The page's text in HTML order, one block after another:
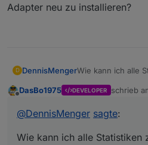
Adapter neu zu installieren?
D DennisMengerWie kann ich alle
DasBo1975 DEVELOPER schrieb
zuletzt
@DennisMenger sagte:
Wie kann ich alle Statistiken